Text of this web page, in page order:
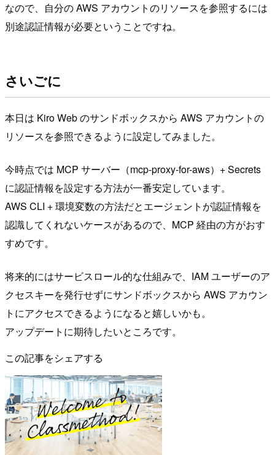
なので、自分の AWS アカウントのリソースを参照するには
別途認証情報が必要ということですね。
さいごに
本日は Kiro Web のサンドボックスから AWS アカウントの
リソースを参照できるように設定してみました。
今時点では MCP サーバー（mcp-proxy-for-aws）+ Secrets
に認証情報を設定する方法が一番安定しています。
AWS CLI + 環境変数の方法だとエージェントが認証情報を
認識してくれないケースがあるので、MCP 経由の方がおす
すめです。
将来的にはサービスロール的な仕組みで、IAM ユーザーのア
クセスキーを発行せずにサンドボックスから AWS アカウン
トにアクセスできるようになると嬉しいかも。
アップデートに期待したいところです。
この記事をシェアする